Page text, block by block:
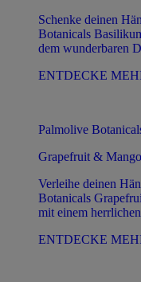
Schenke deinen
Botanicals
dem wunderbaren
ENTDECKE
Palmolive
Grapefruit &
Verleihe deinen
Botanicals
mit einem
ENTDECKE